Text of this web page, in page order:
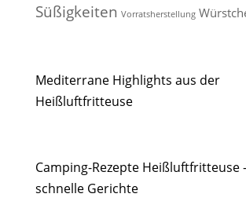
Süßigkeiten Vorratsherstellung
Mediterrane Highlights aus der
Heißluftfritteuse
Camping-Rezepte Heißluftfritteuse
schnelle Gerichte